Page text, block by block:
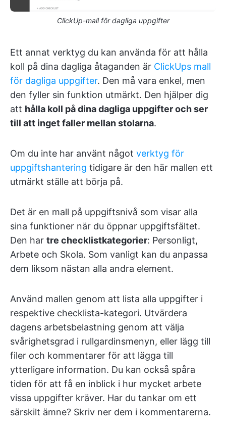
ClickUp-mall för dagliga uppgifter
Ett annat verktyg du kan använda för att hålla
koll på dina dagliga åtaganden är ClickUps mall
för dagliga uppgifter. Den må vara enkel, men
den fyller sin funktion utmärkt. Den hjälper dig
att hålla koll på dina dagliga uppgifter och ser
till att inget faller mellan stolarna.
Om du inte har använt något verktyg för
uppgiftshantering tidigare är den här mallen ett
utmärkt ställe att börja på.
Det är en mall på uppgiftsnivå som visar alla
sina funktioner när du öppnar uppgiftsfältet.
Den har tre checklistkategorier: Personligt,
Arbete och Skola. Som vanligt kan du anpassa
dem liksom nästan alla andra element.
Använd mallen genom att lista alla uppgifter i
respektive checklista-kategori. Utvärdera
dagens arbetsbelastning genom att välja
svårighetsgrad i rullgardinsmenyn, eller lägg till
filer och kommentarer för att lägga till
ytterligare information. Du kan också spåra
tiden för att få en inblick i hur mycket arbete
vissa uppgifter kräver. Har du tankar om ett
särskilt ämne? Skriv ner dem i kommentarerna.